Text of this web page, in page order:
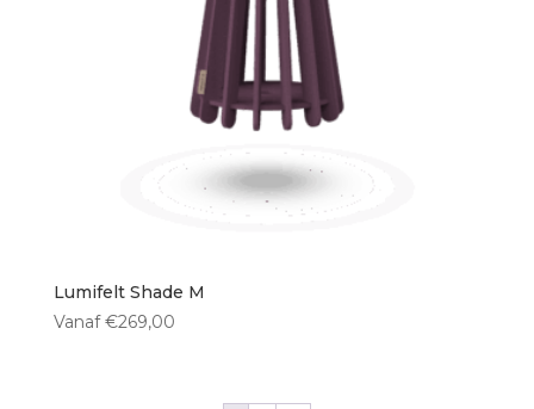
Lumifelt Shade M
Vanaf €269,00